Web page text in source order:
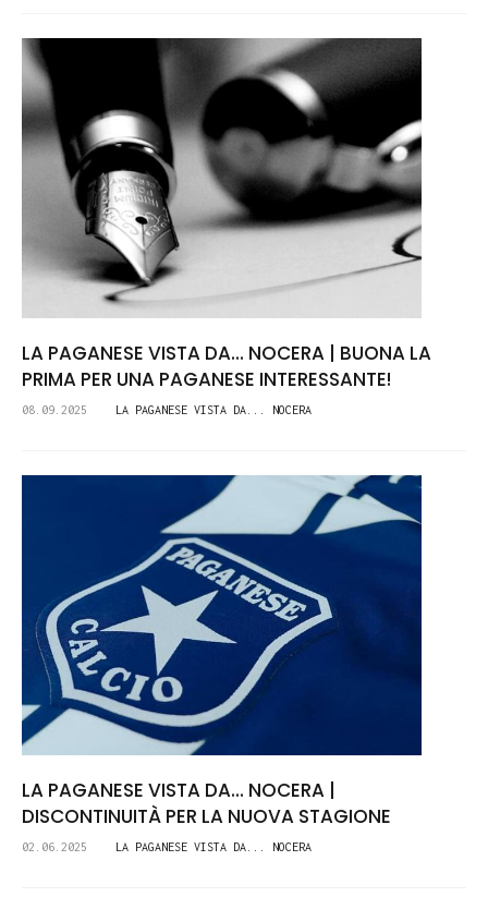
LA PAGANESE VISTA DA... NOCERA | BUONA LA
PRIMA PER UNA PAGANESE INTERESSANTE!
08.09.2025 LA PAGANESE VISTA DA... NOCERA
LA PAGANESE VISTA DA... NOCERA |
DISCONTINUITÀ PER LA NUOVA STAGIONE
02.06.2025 LA PAGANESE VISTA DA... NOCERA